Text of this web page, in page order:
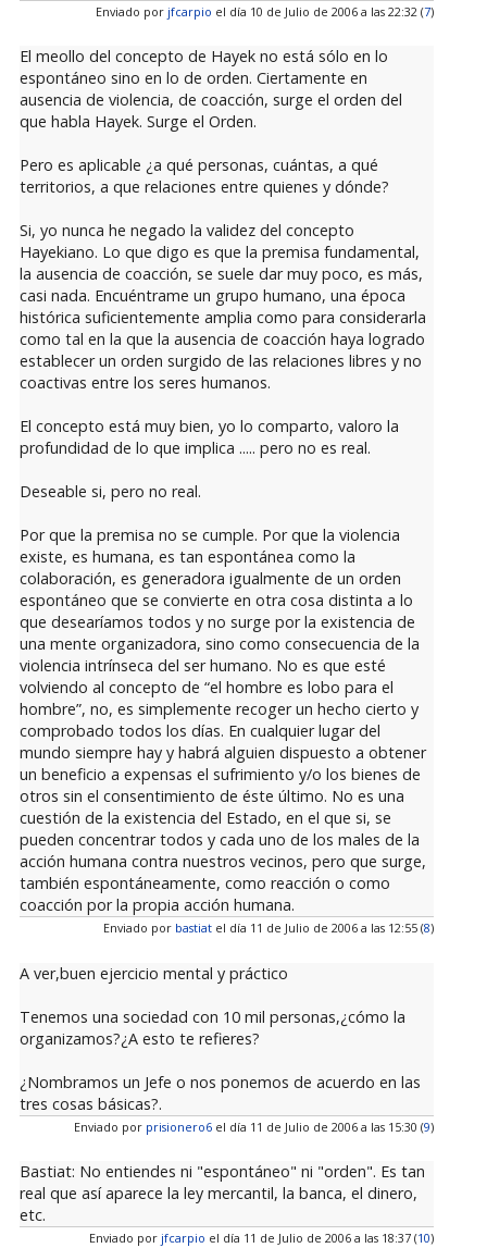
Enviado por jfcarpio el día 10 de Julio de 2006 a las 22:32 (7)
El meollo del concepto de Hayek no está sólo en lo
espontáneo sino en lo de orden. Ciertamente en
ausencia de violencia, de coacción, surge el orden del
que habla Hayek. Surge el Orden.
Pero es aplicable ¿a qué personas, cuántas, a qué
territorios, a que relaciones entre quienes y dónde?
Si, yo nunca he negado la validez del concepto
Hayekiano. Lo que digo es que la premisa fundamental,
la ausencia de coacción, se suele dar muy poco, es más,
casi nada. Encuéntrame un grupo humano, una época
histórica suficientemente amplia como para considerarla
como tal en la que la ausencia de coacción haya logrado
establecer un orden surgido de las relaciones libres y no
coactivas entre los seres humanos.
El concepto está muy bien, yo lo comparto, valoro la
profundidad de lo que implica ..... pero no es real.
Deseable si, pero no real.
Por que la premisa no se cumple. Por que la violencia
existe, es humana, es tan espontánea como la
colaboración, es generadora igualmente de un orden
espontáneo que se convierte en otra cosa distinta a lo
que desearíamos todos y no surge por la existencia de
una mente organizadora, sino como consecuencia de la
violencia intrínseca del ser humano. No es que esté
volviendo al concepto de “el hombre es lobo para el
hombre”, no, es simplemente recoger un hecho cierto y
comprobado todos los días. En cualquier lugar del
mundo siempre hay y habrá alguien dispuesto a obtener
un beneficio a expensas el sufrimiento y/o los bienes de
otros sin el consentimiento de éste último. No es una
cuestión de la existencia del Estado, en el que si, se
pueden concentrar todos y cada uno de los males de la
acción humana contra nuestros vecinos, pero que surge,
también espontáneamente, como reacción o como
coacción por la propia acción humana.
Enviado por bastiatel día 11 de Julio de 2006 a las 12:55 (8)
A ver,buen ejercicio mental y práctico
Tenemos una sociedad con 10 mil personas,¿cómo la
organizamos?¿A esto te refieres?
¿Nombramos un Jefe o nos ponemos de acuerdo en las
tres cosas básicas?.
Enviado por prisionero6el día 11 de Julio de 2006 a las 15:30 (9)
Bastiat: No entiendes ni "espontáneo" ni "orden". Es tan
real que así aparece la ley mercantil, la banca, el dinero,
etc.
Enviado por jfcarpio el día 11 de Julio de 2006 a las 18:37 (10)